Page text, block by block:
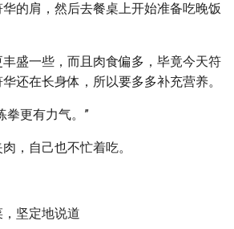
的肩，然后去餐桌上开始准备吃晚饭
盛一些，而且肉食偏多，毕竟今天符
还在长身体，所以要多多补充营养。
拳更有力气。”
，自己也不忙着吃。
坚定地说道